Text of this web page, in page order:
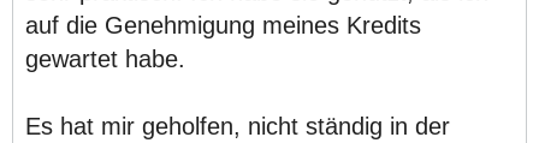
auf die Genehmigung meines Kredits
gewartet habe.
Es hat mir geholfen, nicht ständig in der